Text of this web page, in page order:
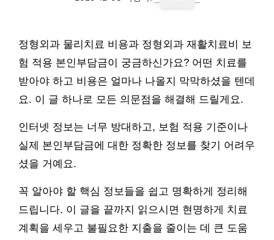
정형외과 물리치료 비용과 정형외과 재활치료비 보
험 적용 본인부담금이 궁금하신가요? 어떤 치료를
받아야 하고 비용은 얼마나 나올지 막막하셨을 텐데
요. 이 글 하나로 모든 의문점을 해결해 드릴게요.
인터넷 정보는 너무 방대하고, 보험 적용 기준이나
실제 본인부담금에 대한 정확한 정보를 찾기 어려우
셨을 거예요.
꼭 알아야 할 핵심 정보들을 쉽고 명확하게 정리해
드립니다. 이 글을 끝까지 읽으시면 현명하게 치료
계획을 세우고 불필요한 지출을 줄이는 데 큰 도움